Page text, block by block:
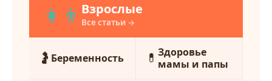
👩‍👨‍ Взрослые
Все статьи →
🤰 Беременность 💊 Здоровье
мамы и папы